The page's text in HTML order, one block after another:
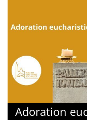
Adoration